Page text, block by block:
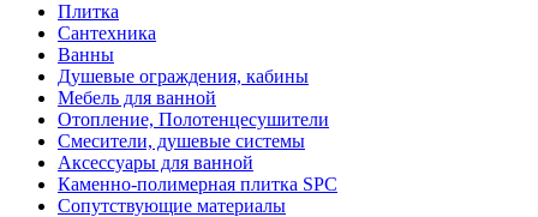
Плитка
Сантехника
Ванны
Душевые ограждения, кабины
Мебель для ванной
Отопление, Полотенцесушители
Смесители, душевые системы
Аксессуары для ванной
Каменно-полимерная плитка SPC
Сопутствующие материалы